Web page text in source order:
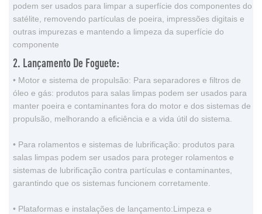
podem ser usados ​​para limpar a superfície dos componentes do
satélite, removendo partículas de poeira, impressões digitais e
outras impurezas e mantendo a limpeza da superfície do
componente
2. Lançamento De Foguete:
• Motor e sistema de propulsão: Para separadores e filtros de
óleo e gás: produtos para salas limpas podem ser usados ​​para
manter poeira e contaminantes fora do motor e dos sistemas de
propulsão, melhorando a eficiência e a vida útil do sistema.
• Para rolamentos e sistemas de lubrificação: produtos para
salas limpas podem ser usados ​​para proteger rolamentos e
sistemas de lubrificação contra partículas e contaminantes,
garantindo que os sistemas funcionem corretamente.
• Plataformas e instalações de lançamento:Limpeza e